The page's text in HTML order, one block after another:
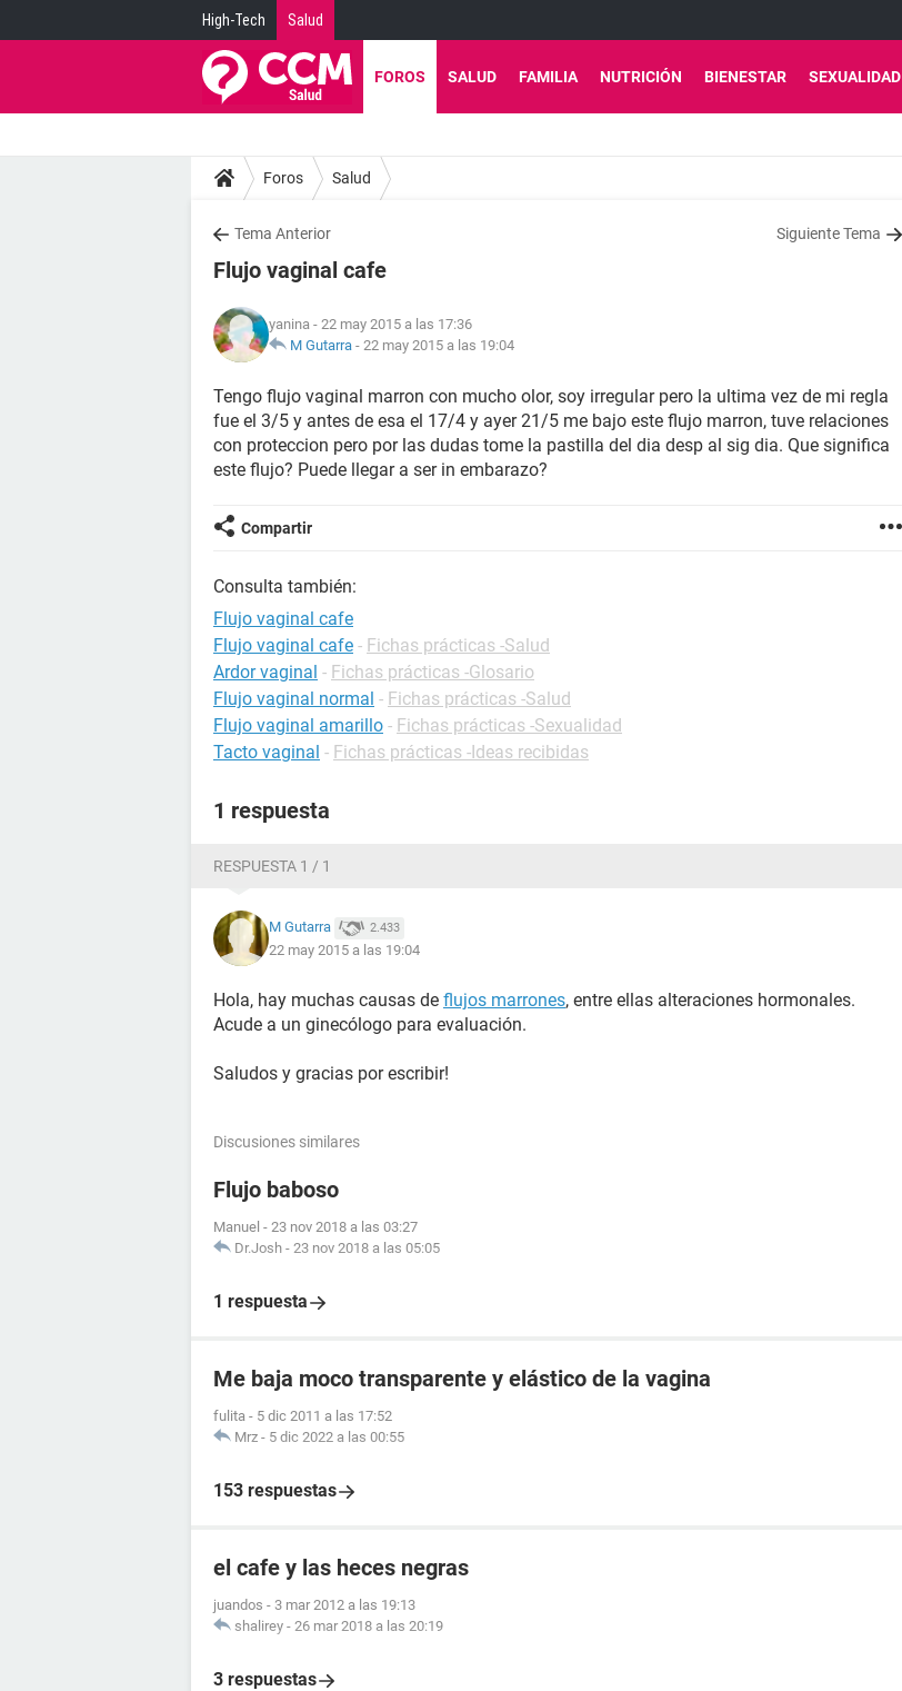
High-Tech Salud
FOROS SALUD FAMILIA NUTRICIÓN BIENESTAR SEXUALIDAD
Foros Salud
Tema Anterior Siguiente Tema
Flujo vaginal cafe
yanina - 22 may 2015 a las 17:36
M Gutarra - 22 may 2015 a las 19:04
Tengo flujo vaginal marron con mucho olor, soy irregular pero la ultima vez de mi regla
fue el 3/5 y antes de esa el 17/4 y ayer 21/5 me bajo este flujo marron, tuve relaciones
con proteccion pero por las dudas tome la pastilla del dia desp al sig dia. Que significa
este flujo? Puede llegar a ser in embarazo?
Compartir
Consulta también:
Flujo vaginal cafe
Flujo vaginal cafe - Fichas prácticas -Salud
Ardor vaginal - Fichas prácticas -Glosario
Flujo vaginal normal - Fichas prácticas -Salud
Flujo vaginal amarillo - Fichas prácticas -Sexualidad
Tacto vaginal - Fichas prácticas -Ideas recibidas
1 respuesta
RESPUESTA 1 / 1
M Gutarra 2.433
22 may 2015 a las 19:04
Hola, hay muchas causas de flujos marrones, entre ellas alteraciones hormonales.
Acude a un ginecólogo para evaluación.
Saludos y gracias por escribir!
Discusiones similares
Flujo baboso
Manuel - 23 nov 2018 a las 03:27
Dr.Josh - 23 nov 2018 a las 05:05
1 respuesta
Me baja moco transparente y elástico de la vagina
fulita - 5 dic 2011 a las 17:52
Mrz - 5 dic 2022 a las 00:55
153 respuestas
el cafe y las heces negras
juandos - 3 mar 2012 a las 19:13
shalirey - 26 mar 2018 a las 20:19
3 respuestas